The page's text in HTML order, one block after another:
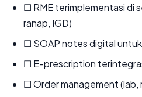
☐ RME terimplementasi di
ranap, IGD)
☐ SOAP notes digital
☐ E-prescription
☐ Order management (lab,